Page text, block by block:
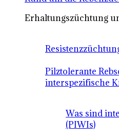
Erhaltungszüchtung
Pilztolerante
interspezifische
Was sind
(PIWIs)